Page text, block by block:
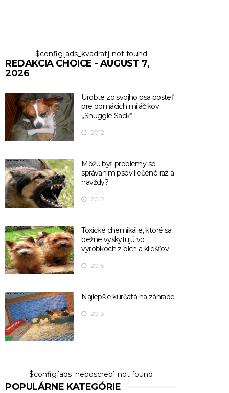
$config[ads_kvadrat] not found
REDAKCIA CHOICE - AUGUST 7,
2026
Urobte zo svojho psa posteľ
pre domácich miláčikov
„Snuggle Sack“
2012
Môžu byť problémy so
správaním psov liečené raz a
navždy?
2012
Toxické chemikálie, ktoré sa
bežne vyskytujú vo
výrobkoch z blch a kliešťov
2015
Najlepšie kurčatá na záhrade
2013
$config[ads_neboscreb] not found
POPULÁRNE KATEGÓRIE